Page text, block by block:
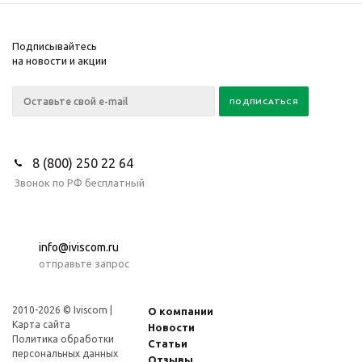
Подписывайтесь
на новости и акции
8 (800) 250 22 64
Звонок по РФ бесплатный
info@iviscom.ru
отправьте запрос
2010-2026 © Iviscom |
Карта сайта
Политика обработки
персональных данных
О компании
Новости
Статьи
Отзывы